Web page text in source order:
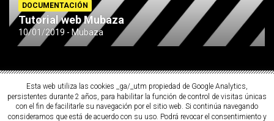
DOCUMENTACIÓN
Tutorial web Mubaza
10/01/2019 Mubaza
Esta web utiliza las cookies _ga/_utm propiedad de Google Analytics,
persistentes durante 2 años, para habilitar la función de control de visitas únicas
con el fin de facilitarle su navegación por el sitio web. Si continúa navegando
consideramos que está de acuerdo con su uso. Podrá revocar el consentimiento y